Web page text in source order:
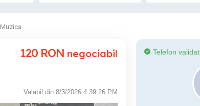
Muzica
120 RON negociabil
Valabil din 8/3/2026 4:39:26 PM
Telefon validat